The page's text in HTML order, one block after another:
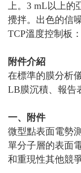
上。3 mL以上
攪拌。出色的信
TCP溫度控制板
附件介紹
在標準的膜分析
LB膜沉積、報告
一、附件
微型點表面電勢
單分子層的表面
和重現性其他競